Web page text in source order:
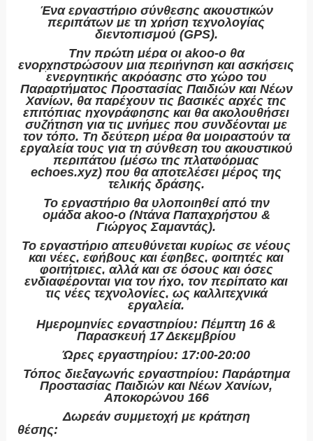
Ένα εργαστήριο σύνθεσης ακουστικών
περιπάτων με τη χρήση τεχνολογίας
διεντοπισμού (GPS).
Την πρώτη μέρα οι akoo-o θα
ενορχηστρώσουν μια περιήγηση και ασκήσεις
ενεργητικής ακρόασης στο χώρο του
Παραρτήματος Προστασίας Παιδιών και Νέων
Χανίων, θα παρέχουν τις βασικές αρχές της
επιτόπιας ηχογράφησης και θα ακολουθήσει
συζήτηση για τις μνήμες που συνδέονται με
τον τόπο. Τη δεύτερη μέρα θα μοιραστούν τα
εργαλεία τους για τη σύνθεση του ακουστικού
περιπάτου (μέσω της πλατφόρμας
echoes.xyz) που θα αποτελέσει μέρος της
τελικής δράσης.
Το εργαστήριο θα υλοποιηθεί από την
ομάδα akoo-o(Ντάνα Παπαχρήστου &
Γιώργος Σαμαντάς).
Το εργαστήριο απευθύνεται κυρίως σε νέους
και νέες, εφήβους και έφηβες, φοιτητές και
φοιτήτριες, αλλά και σε όσους και όσες
ενδιαφέρονται για τον ήχο, τον περίπατο και
τις νέες τεχνολογίες, ως καλλιτεχνικά
εργαλεία.
Ημερομηνίες εργαστηρίου: Πέμπτη 16 &
Παρασκευή 17 Δεκεμβρίου
Ώρες εργαστηρίου: 17:00-20:00
Τόπος διεξαγωγής εργαστηρίου: Παράρτημα
Προστασίας Παιδιών και Νέων Χανίων,
Αποκορώνου 166
Δωρεάν συμμετοχή με κράτηση
θέσης: